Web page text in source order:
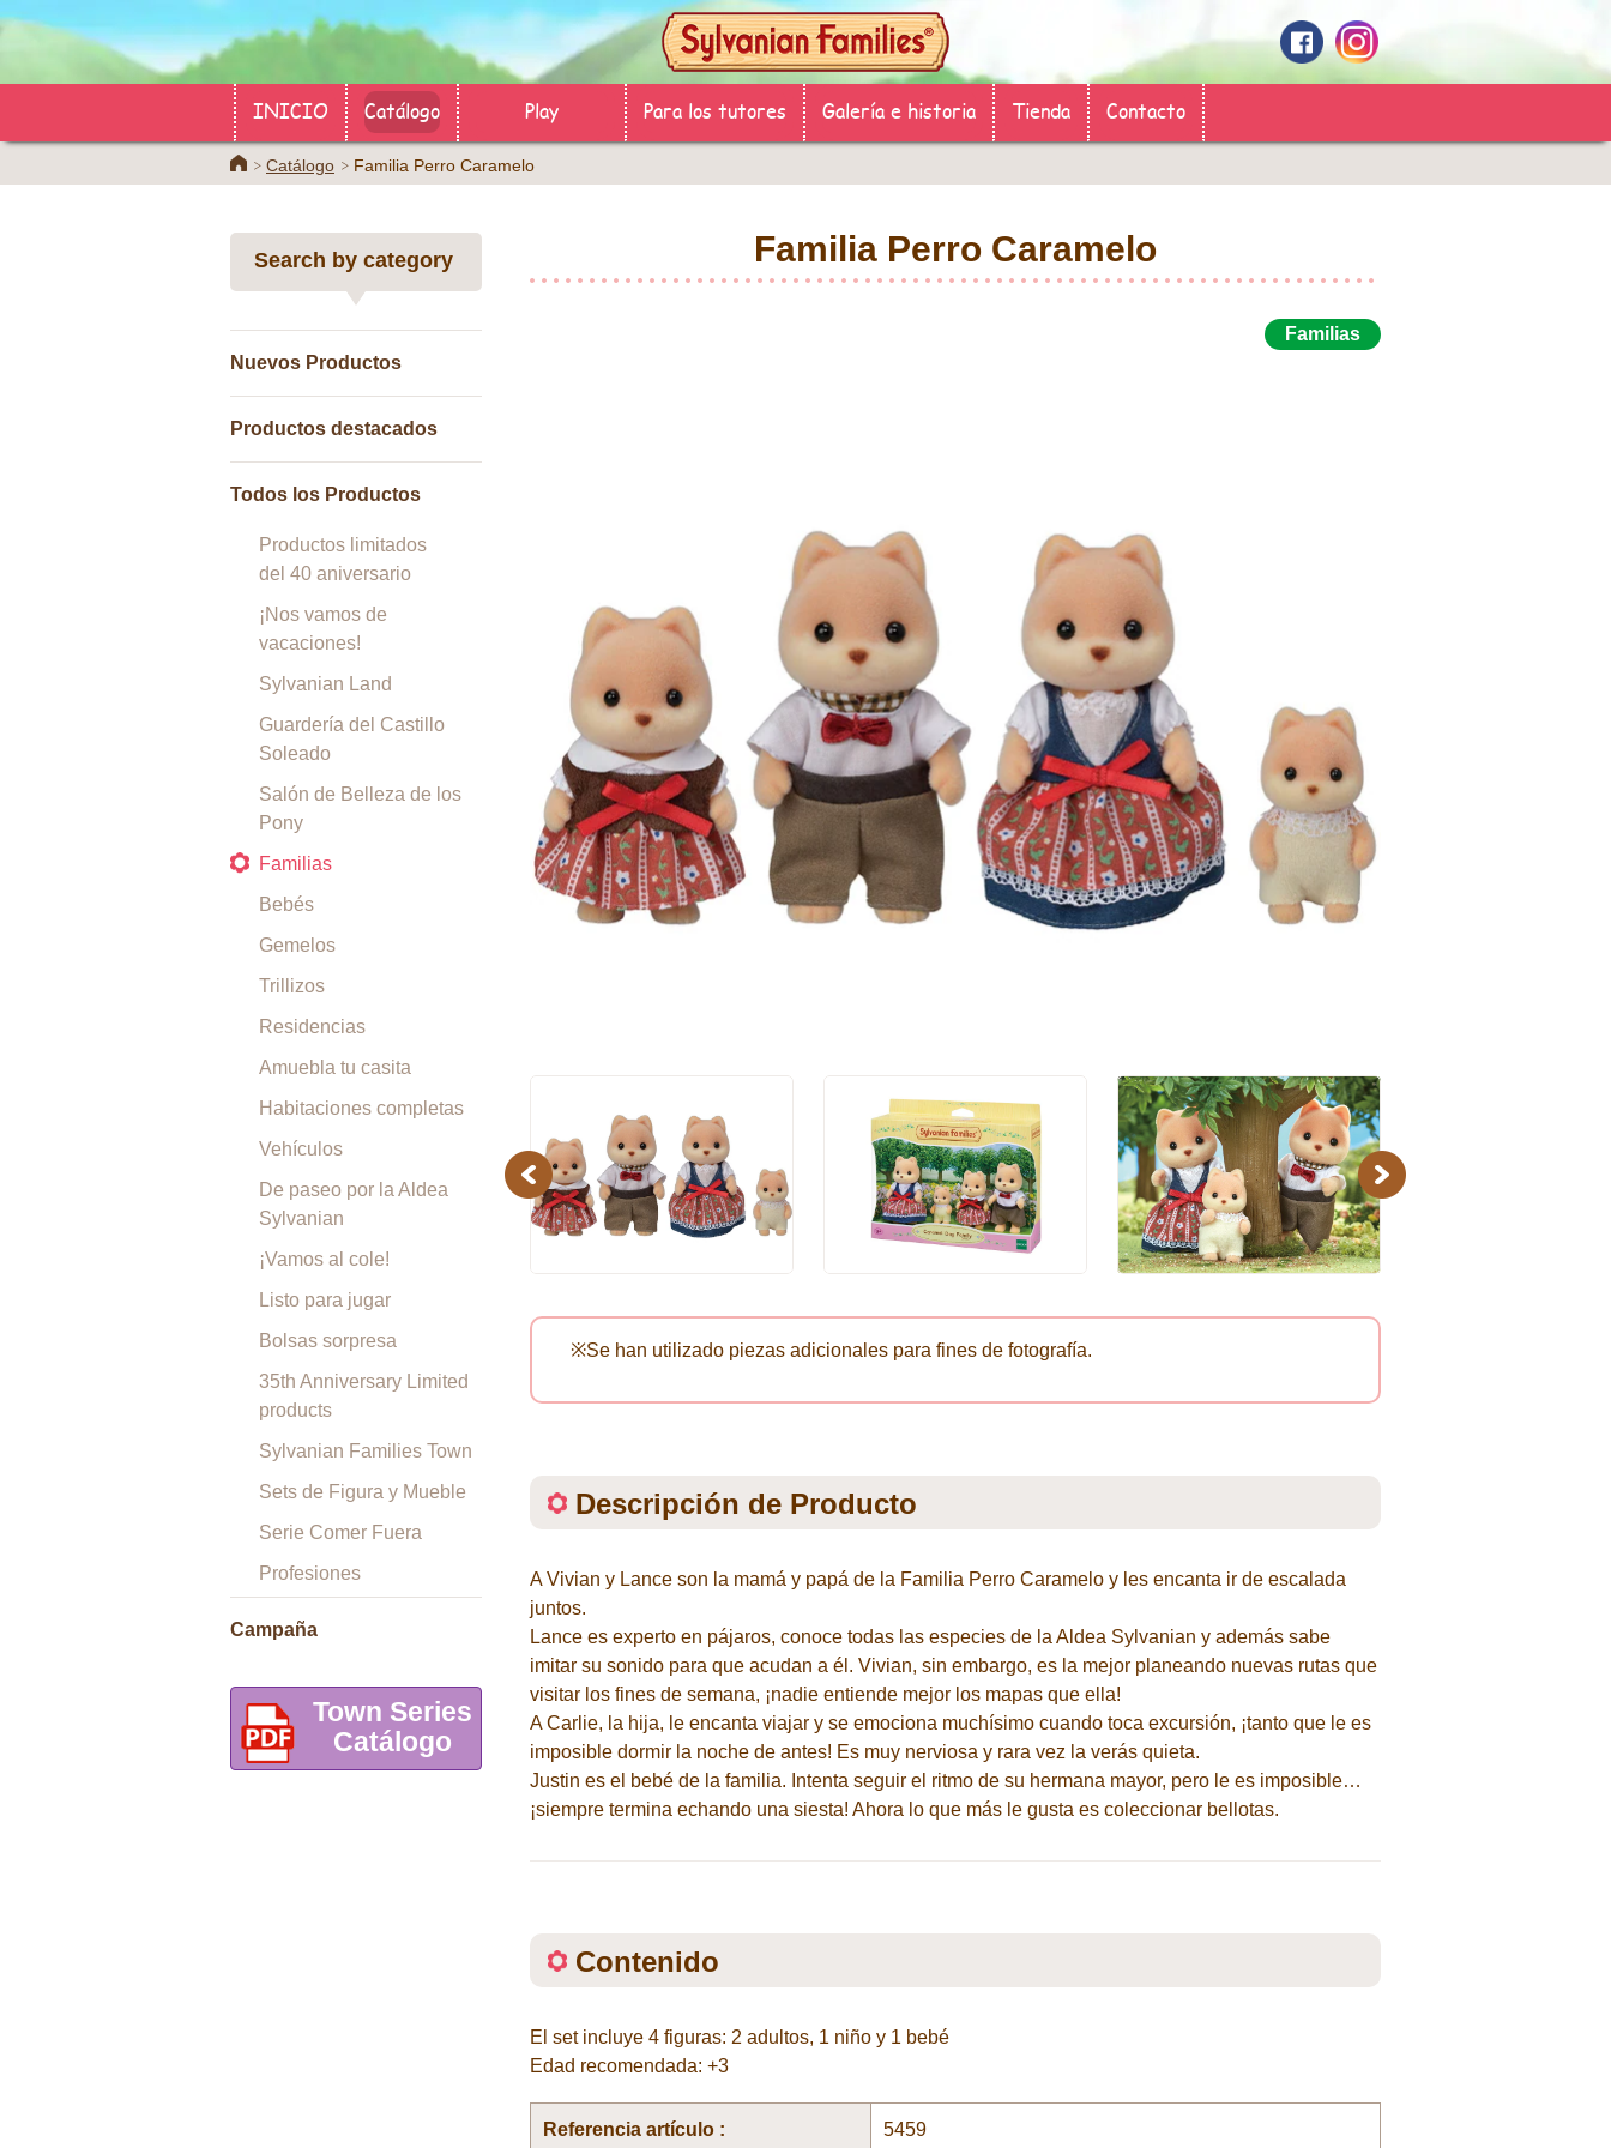
INICIO Catálogo Play Para los tutores Galería e historia Tienda Contacto
HomeCatálogo Familia Perro Caramelo
Search by category
Nuevos Productos
Productos destacados
Todos los Productos
Productos limitados
del 40 aniversario
¡Nos vamos de
vacaciones!
Sylvanian Land
Guardería del Castillo
Soleado
Salón de Belleza de los
Pony
Familias
Bebés
Gemelos
Trillizos
Residencias
Amuebla tu casita
Habitaciones completas
Vehículos
De paseo por la Aldea
Sylvanian
¡Vamos al cole!
Listo para jugar
Bolsas sorpresa
35th Anniversary Limited
products
Sylvanian Families Town
Sets de Figura y Mueble
Serie Comer Fuera
Profesiones
Campaña
Town Series
Catálogo
Familia Perro Caramelo
Familias
Previous Next
※Se han utilizado piezas adicionales para fines de fotografía.
Descripción de Producto
A Vivian y Lance son la mamá y papá de la Familia Perro Caramelo y les encanta ir de escalada
juntos.
Lance es experto en pájaros, conoce todas las especies de la Aldea Sylvanian y además sabe
imitar su sonido para que acudan a él. Vivian, sin embargo, es la mejor planeando nuevas rutas que
visitar los fines de semana, ¡nadie entiende mejor los mapas que ella!
A Carlie, la hija, le encanta viajar y se emociona muchísimo cuando toca excursión, ¡tanto que le es
imposible dormir la noche de antes! Es muy nerviosa y rara vez la verás quieta.
Justin es el bebé de la familia. Intenta seguir el ritmo de su hermana mayor, pero le es imposible…
¡siempre termina echando una siesta! Ahora lo que más le gusta es coleccionar bellotas.
Contenido
El set incluye 4 figuras: 2 adultos, 1 niño y 1 bebé
Edad recomendada: +3
Referencia artículo : 5459